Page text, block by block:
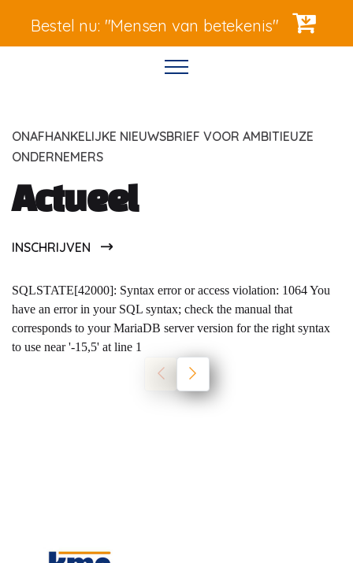
Bestel nu: "Mensen van betekenis"
ONAFHANKELIJKE NIEUWSBRIEF VOOR AMBITIEUZE
ONDERNEMERS
Actueel
INSCHRIJVEN
SQLSTATE[42000]: Syntax error or access violation: 1064 You
have an error in your SQL syntax; check the manual that
corresponds to your MariaDB server version for the right syntax
to use near '-15,5' at line 1